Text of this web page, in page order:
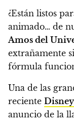
¿Están listos
animado… de
Amos del
extrañamente
fórmula
Una de las
reciente
anuncio de la